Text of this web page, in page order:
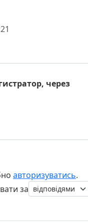
через
авторизуватись.
за